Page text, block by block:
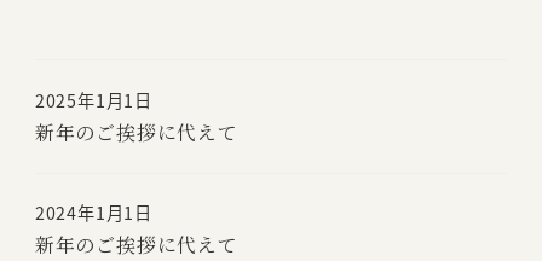
新年のご挨拶に代えて
2025年1月1日
新年のご挨拶に代えて
2024年1月1日